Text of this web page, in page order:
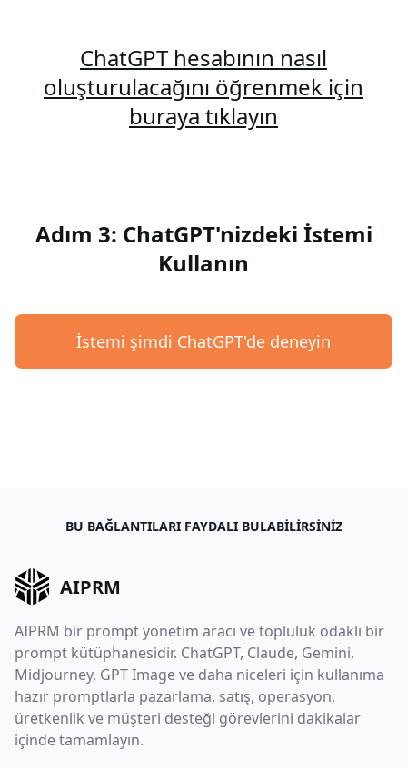
ChatGPT hesabının nasıl
oluşturulacağını öğrenmek için
buraya tıklayın
Adım 3: ChatGPT'nizdeki İstemi
Kullanın
İstemi şimdi ChatGPT'de deneyin
BU BAĞLANTILARI FAYDALI BULABILIRSINIZ
AIPRM
AIPRM bir prompt yönetim aracı ve topluluk odaklı bir
prompt kütüphanesidir. ChatGPT, Claude, Gemini,
Midjourney, GPT Image ve daha niceleri için kullanıma
hazır promptlarla pazarlama, satış, operasyon,
üretkenlik ve müşteri desteği görevlerini dakikalar
içinde tamamlayın.